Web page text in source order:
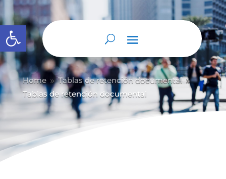
Abrir barra de herramientas
Home 9 Tablas de retención documental 9
Tablas de retención documental